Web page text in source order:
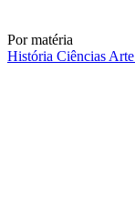
Por matéria
História Ciências Arte